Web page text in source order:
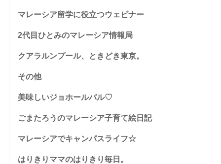
マレーシア留学に役立つウェビナー
2代目ひとみのマレーシア情報局
クアラルンプール、ときどき東京。
その他
美味しいジョホールバル♡
ごまたろうのマレーシア子育て絵日記
マレーシアでキャンパスライフ☆
はりきりママのはりきり毎日。